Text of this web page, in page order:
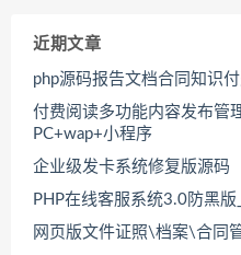
近期文章
php源码报告文档合同知识
付费阅读多功能内容发布管
PC+wap+小程序
企业级发卡系统修复版源码
PHP在线客服系统3.0防黑
网页版文件证照\档案\合同